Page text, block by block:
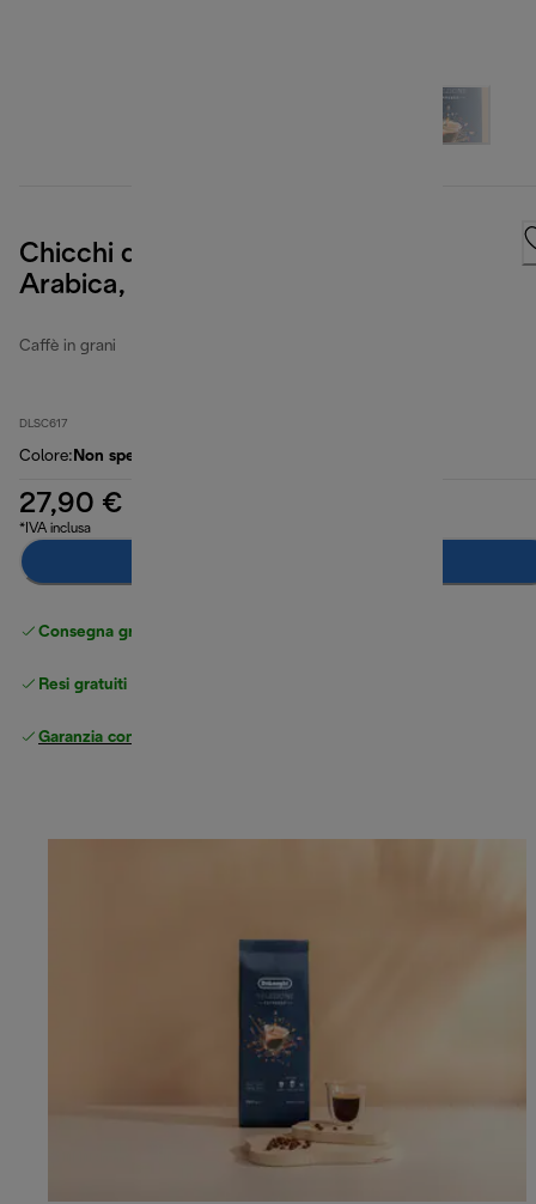
Chicchi di caffè Selezione, 70%
Arabica, 30% Robusta, 1 kg
Caffè in grani
DLSC617
Colore: Non specificato
27,90 €
*IVA inclusa
Consegna gratuita standard
Resi gratuiti
Garanzia completa